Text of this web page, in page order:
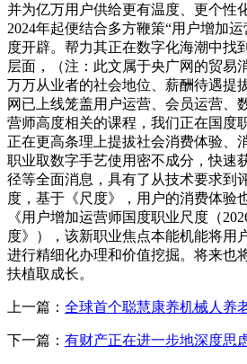
并为亿万用户供给更有温度、更个性
2024年起便结合多方鞭策“用户增加
度开辟。帮力其正在数字化海潮中找
层面，（注：此文属于央广网的贸易
万万从业者的社会地位、薪酬待遇提
网已上线笼盖用户运营、会员运营、
营师高度相关的课程，我们正在国度
正在更高条理上提拔社会消费体验、
职业取数字手艺使用密不成分，快速
径等全面消息，具有了从技术要求到
度，基于《尺度》，用户的消费体验
《用户增加运营师国度职业尺度（
度》），该新职业焦点本能机能将用
进行精细化办理和价值挖掘。将来也
扶植取成长。
上一篇： 全球首个聪慧康养机械人
下一篇： 有财产正在进一步地深度思